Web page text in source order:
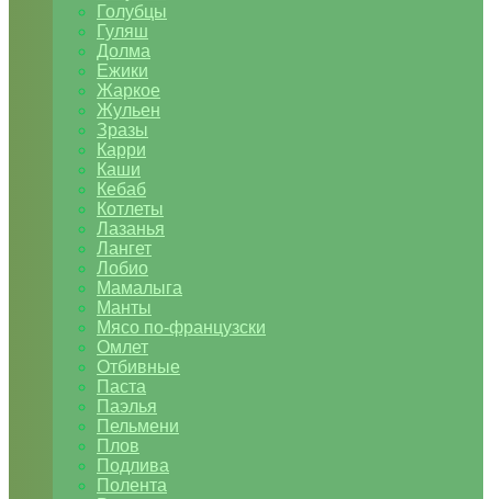
Голубцы
Гуляш
Долма
Ежики
Жаркое
Жульен
Зразы
Карри
Каши
Кебаб
Котлеты
Лазанья
Лангет
Лобио
Мамалыга
Манты
Мясо по-французски
Омлет
Отбивные
Паста
Паэлья
Пельмени
Плов
Подлива
Полента